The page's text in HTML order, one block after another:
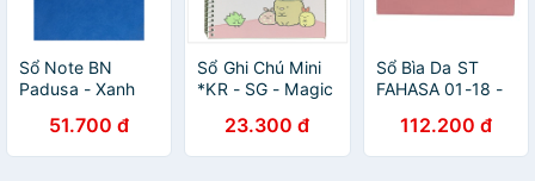
Sổ Note BN
Padusa - Xanh
51.700 đ
Sổ Ghi Chú Mini
*KR - SG - Magic
Nhạt23.300 đ
Sổ Bìa Da ST
FAHASA 01-18 -
112.200 đ